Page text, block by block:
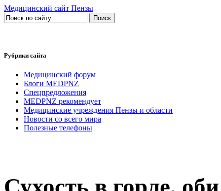
Медицинский сайт Пензы
Рубрики сайта
Медицинский форум
Блоги MEDPNZ
Спецпредложения
MEDPNZ рекомендует
Медицинские учреждения Пензы и области
Новости со всего мира
Полезные телефоны